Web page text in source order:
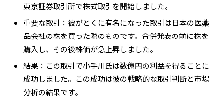
東京証券取引所で株式取引を開始しました。
重要な取引：彼がとくに有名になった取引は日本の医薬
品会社の株を買った際のものです。合併発表の前に株を
購入し、その後株価が急上昇しました。
結果：この取引で小手川氏は数億円の利益を得ることに
成功しました。この成功は彼の戦略的な取引判断と市場
分析の結果です。